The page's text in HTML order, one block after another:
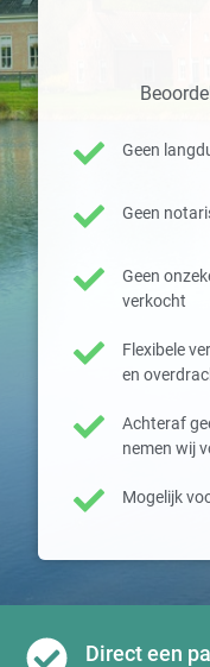
Geen
Geen
Geen
verkocht
Flexibele
en
Achteraf
nemen wij
Mogelijk
Direct een